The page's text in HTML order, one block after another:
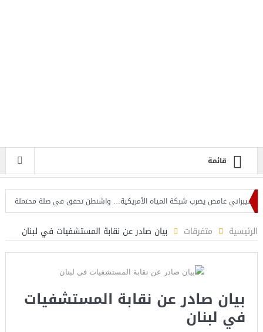
قائمة
غامض يضرب شبكة المياه الأمريكية… واشنطن تحقق في صلة محتملة بإيران
الرئيسية متفرقات بيان صادر عن نقابة المستشفيات في لبنان
بيان صادر عن نقابة المستشفيات
في لبنان